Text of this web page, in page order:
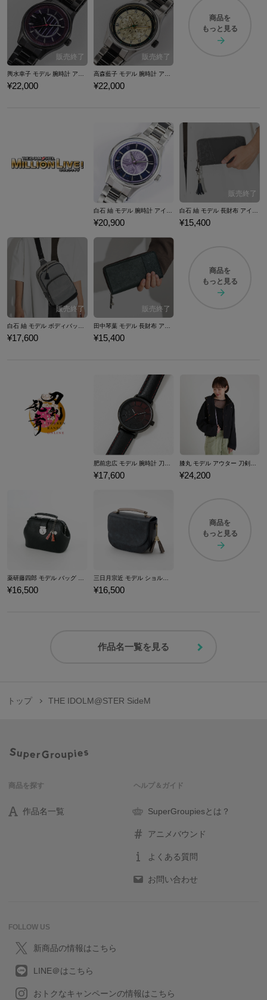
¥22,000 ¥22,000
商品を
もっと見る
白石 紬 モデル 腕時計 アイドルマスター ミリオンライブ！
¥20,900
白石 紬 モデル 長財布 アイドルマスター ミリオンライブ！
¥15,400
¥17,600 ¥15,400
商品を
もっと見る
¥17,600 ¥24,200
薬研藤四郎 モデル バッグ 刀剣乱舞ONLINE
¥16,500
三日月宗近 モデル ショルダーバッグ 刀剣乱舞ONLINE
¥16,500
商品を
もっと見る
作品名一覧を見る
トップ THE IDOLM@STER SideM
商品を探す
作品名一覧
ヘルプ＆ガイド
SuperGroupiesとは？
アニメバウンド
よくある質問
お問い合わせ
FOLLOW US
新商品の情報はこちら
LINE＠はこちら
おトクなキャンペーンの情報はこちら